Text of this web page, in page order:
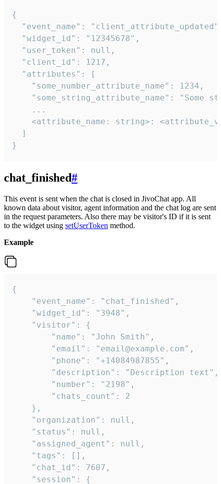
{
"event_name":
  "widget_id": "12345678",
  "user_token": null,
  "client_id": 1217,
  "attributes": [
    "some_number_attribute_name": 1234,
"some_string_attribute_name": "Some
    ...
<attribute_name: string>:
  ]
}
chat_finished#
This event is sent when the chat is closed in JivoChat app. All
known data about visitor, agent information and the chat log are sent
in the request parameters. Also there may be visitor's ID if it is sent
to the widget using setUserToken method.
Example
{
    "event_name": "chat_finished",
    "widget_id": "3948",
    "visitor": {
        "name": "John Smith",
        "email": "email@example.com",
        "phone": "+14084987855",
        "description": "Description text",
        "number": "2198",
        "chats_count": 2
    },
    "organization": null,
    "status": null,
    "assigned_agent": null,
    "tags": [],
    "chat_id": 7607,
    "session": {